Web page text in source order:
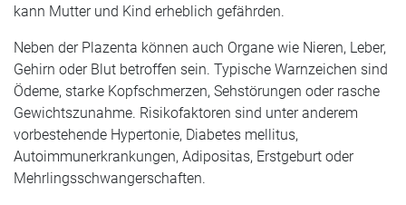
kann Mutter und Kind erheblich gefährden.
Neben der Plazenta können auch Organe wie Nieren, Leber,
Gehirn oder Blut betroffen sein. Typische Warnzeichen sind
Ödeme, starke Kopfschmerzen, Sehstörungen oder rasche
Gewichtszunahme. Risikofaktoren sind unter anderem
vorbestehende Hypertonie, Diabetes mellitus,
Autoimmunerkrankungen, Adipositas, Erstgeburt oder
Mehrlingsschwangerschaften.